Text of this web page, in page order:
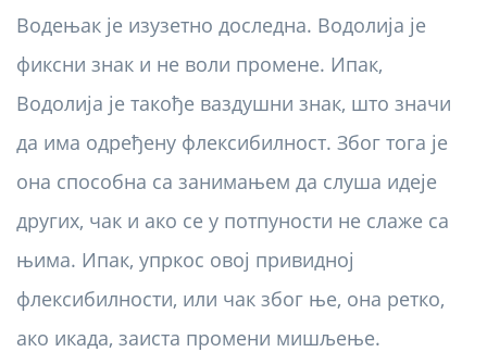
Водењак је изузетно доследна. Водолија је
фиксни знак и не воли промене. Ипак,
Водолија је такође ваздушни знак, што значи
да има одређену флексибилност. Због тога је
она способна са занимањем да слуша идеје
других, чак и ако се у потпуности не слаже са
њима. Ипак, упркос овој привидној
флексибилности, или чак због ње, она ретко,
ако икада, заиста промени мишљење.